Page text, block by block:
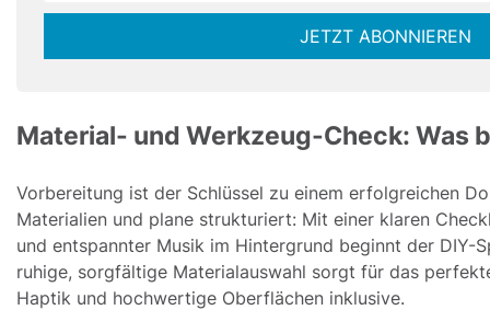
JETZT ABONNIEREN
Material- und Werkzeug-Check: Was
Vorbereitung ist der Schlüssel zu einem erfolgreichen
Materialien und plane strukturiert: Mit einer klaren
und entspannter Musik im Hintergrund beginnt der DIY-
ruhige, sorgfältige Materialauswahl sorgt für das
Haptik und hochwertige Oberflächen inklusive.